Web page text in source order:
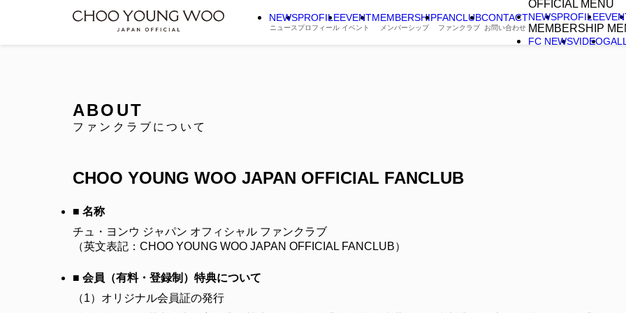
NEWS
ニュース
PROFILE
プロフィール
EVENT
イベント
MEMBERSHIP
メンバーシップ
FANCLUB
ファンクラブ
CONTACT
お問い合わせ
OFFICIAL MENU
NEWSPROFILE
MEMBERSHIP
FC NEWSVIDEO
ABOUT
ファンクラブについて
CHOO YOUNG WOO JAPAN OFFICIAL FANCLUB
■ 名称
チュ・ヨンウ ジャパン オフィシャル ファンクラブ
（英文表記：CHOO YOUNG WOO JAPAN OFFICIAL FANCLUB）
■ 会員（有料・登録制）特典について
（1） オリジナル会員証の発行